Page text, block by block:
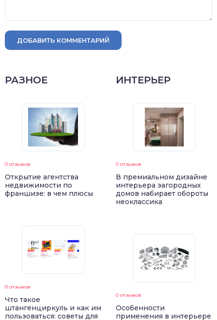
ДОБАВИТЬ КОММЕНТАРИЙ
РАЗНОЕ
0 отзывов
Открытие агентства
недвижимости по
франшизе: в чем плюсы
0 отзывов
Что такое
штангенциркуль и как им
пользоваться: советы для
ИНТЕРЬЕР
0 отзывов
В премиальном дизайне
интерьера загородных
домов набирает обороты
неоклассика
0 отзывов
Особенности
применения в интерьере